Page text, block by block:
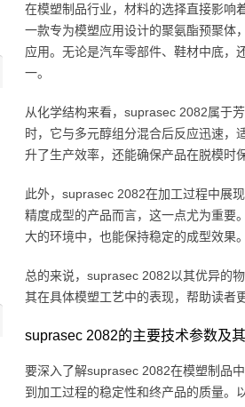
在模塑制品行业，材料的选择直接影响
一款专为模塑应用设计的聚氨酯预聚体
应用。无论是汽车零部件、鞋材中底，
一。
从化学结构来看，suprasec 2082属于
时，它与多元醇组分混合后反应迅速，
升了生产效率，还能确保产品在脱模时
此外，suprasec 2082在加工过程中展
精度成型的产品而言，这一点尤为重要
大的环境中，也能保持稳定的成型效果。
总的来说，suprasec 2082以其优异的
其在具体模塑工艺中的表现，帮助读者
suprasec 2082的主要技术参数及
要深入了解suprasec 2082在模塑制品
到加工过程的稳定性和终产品的质量。